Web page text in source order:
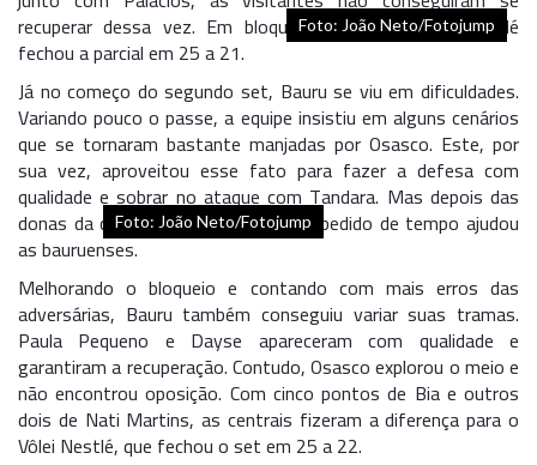
recuperar dessa vez. Em bloqueio de Bia, o Vôlei Nestlé
fechou a parcial em 25 a 21.
Foto: João Neto/Fotojump
Já no começo do segundo set, Bauru se viu em dificuldades.
Variando pouco o passe, a equipe insistiu em alguns cenários
que se tornaram bastante manjadas por Osasco. Este, por
sua vez, aproveitou esse fato para fazer a defesa com
qualidade e sobrar no ataque com Tandara. Mas depois das
donas da casa abrirem 5 a 1, outro pedido de tempo ajudou
as bauruenses.
Foto: João Neto/Fotojump
Melhorando o bloqueio e contando com mais erros das
adversárias, Bauru também conseguiu variar suas tramas.
Paula Pequeno e Dayse apareceram com qualidade e
garantiram a recuperação. Contudo, Osasco explorou o meio e
não encontrou oposição. Com cinco pontos de Bia e outros
dois de Nati Martins, as centrais fizeram a diferença para o
Vôlei Nestlé, que fechou o set em 25 a 22.